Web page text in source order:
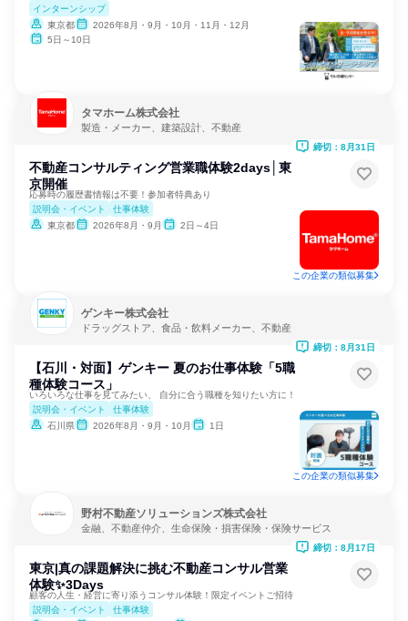
インターンシップ
東京都
2026年8月・9月・10月・11月・12月
5日～10日
タマホーム株式会社
製造・メーカー、建築設計、不動産
不動産コンサルティング営業職体験2days│東
京開催
応募時の履歴書情報は不要！参加者特典あり
説明会・イベント
仕事体験
東京都
2026年8月・9月 2日～4日
締切：8月31日
この企業の類似募集
ゲンキー株式会社
ドラッグストア、食品・飲料メーカー、不動産
【石川・対面】ゲンキー 夏のお仕事体験「5職
種体験コース」
いろいろな仕事を見てみたい、 自分に合う職種を知りたい方に！
説明会・イベント
仕事体験
石川県
2026年8月・9月・10月 1日
締切：8月31日
この企業の類似募集
野村不動産ソリューションズ株式会社
金融、不動産仲介、生命保険・損害保険・保険サービス
東京|真の課題解決に挑む不動産コンサル営業
体験✨️3Days
顧客の人生・経営に寄り添うコンサル体験！限定イベントご招待
説明会・イベント
仕事体験
締切：8月17日